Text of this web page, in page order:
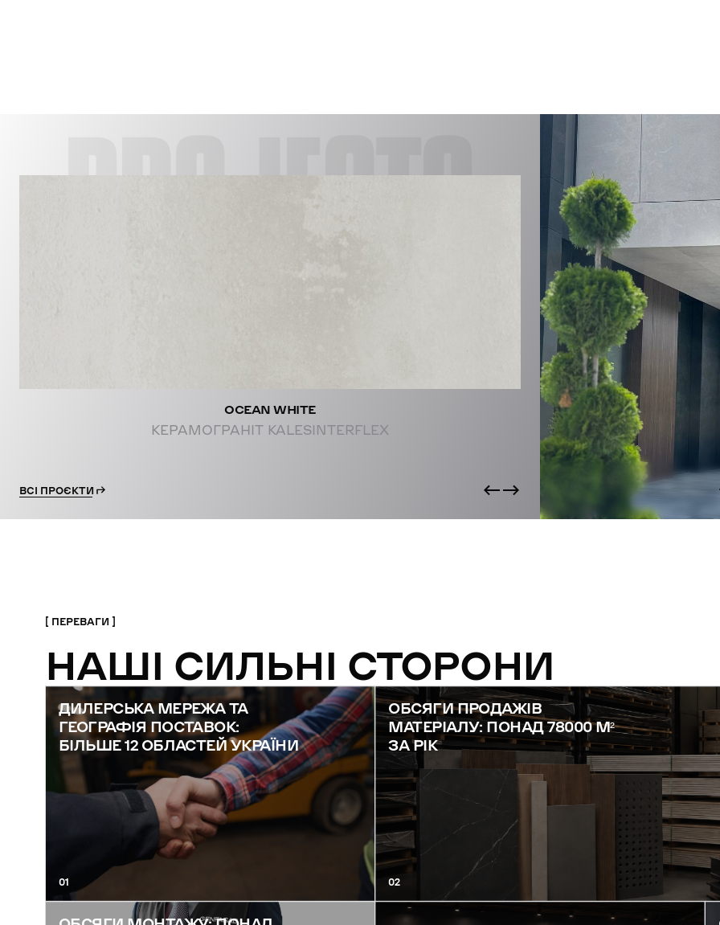
PROJECTS
OCEAN WHITE
КЕРАМОГРАНІТ KALESINTERFLEX
ВСІ ПРОЄКТИ
ПЕРЕВАГИ
НАШІ СИЛЬНІ СТОРОНИ
ДИЛЕРСЬКА МЕРЕЖА ТА
ГЕОГРАФІЯ ПОСТАВОК:
БІЛЬШЕ 12 ОБЛАСТЕЙ УКРАЇНИ
01
ОБСЯГИ ПРОДАЖІВ
МАТЕРІАЛУ: ПОНАД 78000 М²
ЗА РІК
02